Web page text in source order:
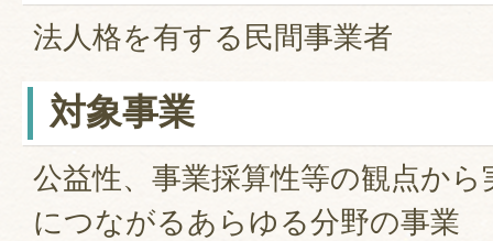
法人格を有する民間事業者
対象事業
公益性、事業採算性等の観点か
につながるあらゆる分野の事業